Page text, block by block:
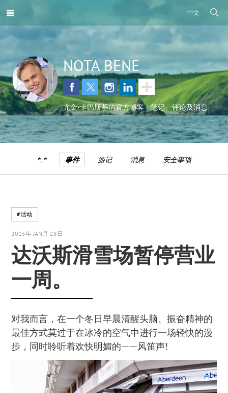
中文
NOTA BENE
尤金•卡巴斯基的官方博客 - 笔记、评论及消息
*.* 事件 游记 消息 安全事项
#活动
2015年 JAN月 28日
达沃斯滑雪场暂停营业
一周。
对我而言，在一个冬日早晨清醒头脑、振奋精神的
最佳方式莫过于在冰冷的空气中进行一场轻快的漫
步，同时聆听着欢快明媚的——风笛声!